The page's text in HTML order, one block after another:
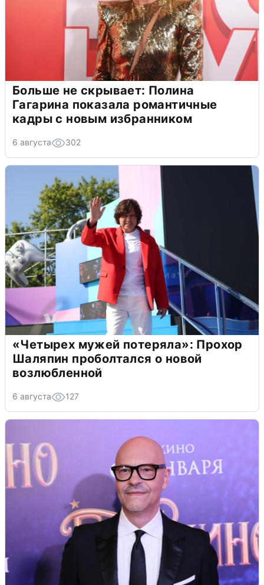
Больше не скрывает: Полина
Гагарина показала романтичные
кадры с новым избранником
6 августа 302
«Четырех мужей потеряла»: Прохор
Шаляпин проболтался о новой
возлюбленной
6 августа 127